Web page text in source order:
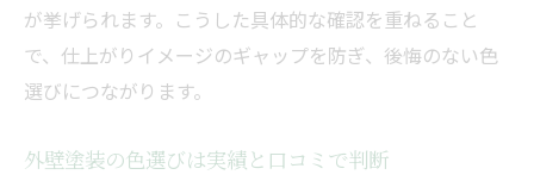
が挙げられます。こうした具体的な確認を重ねること
で、仕上がりイメージのギャップを防ぎ、後悔のない色
選びにつながります。
外壁塗装の色選びは実績と口コミで判断